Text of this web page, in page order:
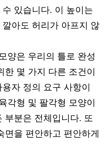
있습니다. 이 높이는
아도 허리가 아프지 않
양은 우리의 틀로 완성
한 몇 가지 다른 조건이
자 정의 요구 사항이
각형 및 팔각형 모양이
부분은 전체입니다. 또
면을 편안하고 편안하게